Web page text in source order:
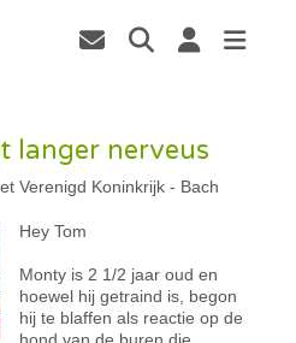
langer nerveus
Verenigd Koninkrijk - Bach
Hey Tom
Monty is 2 1/2 jaar oud en
hoewel hij getraind is, begon
hij te blaffen als reactie op de
hond van de buren die